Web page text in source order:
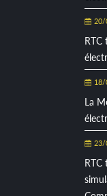
20/
RTC
18/
La
23/
RTC